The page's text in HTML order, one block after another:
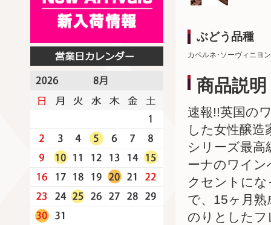
ぶどう品種
カベルネ･ソーヴィニヨ
商品説明
速報!!英国の
した女性醸
シリーズ最高
ーナのワイ
クセントに
で、15ヶ月
のりとしたフ